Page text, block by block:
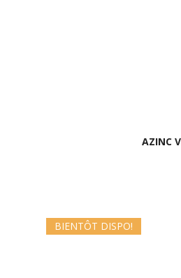
AZINC
BIENTÔT DISPO!